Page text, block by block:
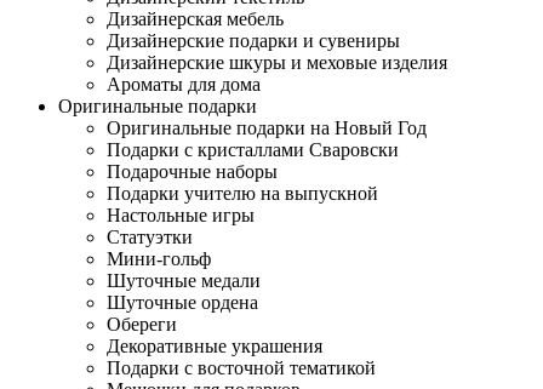
Дизайнерская мебель
Дизайнерские подарки и сувениры
Дизайнерские шкуры и меховые изделия
Ароматы для дома
Оригинальные подарки
Оригинальные подарки на Новый Год
Подарки с кристаллами Сваровски
Подарочные наборы
Подарки учителю на выпускной
Настольные игры
Статуэтки
Мини-гольф
Шуточные медали
Шуточные ордена
Обереги
Декоративные украшения
Подарки с восточной тематикой